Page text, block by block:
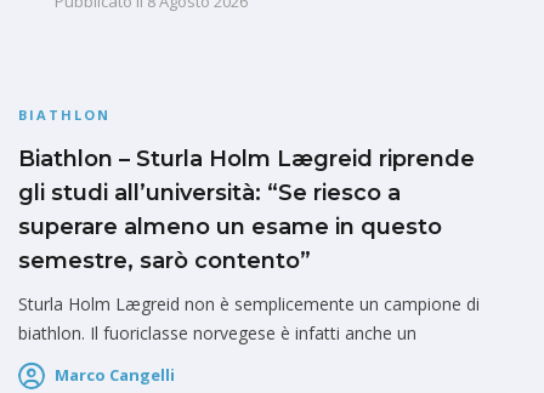
BIATHLON
Biathlon – Sturla Holm Lægreid riprende
gli studi all’università: “Se riesco a
superare almeno un esame in questo
semestre, sarò contento”
Sturla Holm Lægreid non è semplicemente un campione di
biathlon. Il fuoriclasse norvegese è infatti anche un
Marco Cangelli